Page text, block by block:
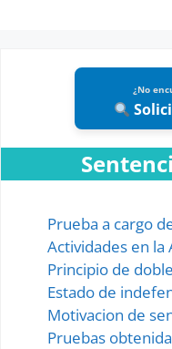
¿No
Prueba a cargo
Actividades en la
Principio de
Estado de
Motivacion de
Pruebas